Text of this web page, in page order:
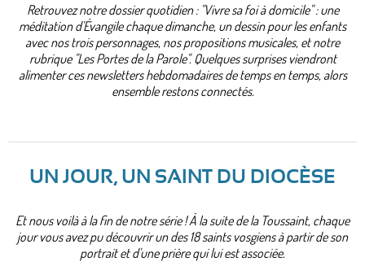
Retrouvez notre dossier quotidien : "Vivre sa foi à domicile" : une
méditation d'Évangile chaque dimanche, un dessin pour les enfants
avec nos trois personnages, nos propositions musicales, et notre
rubrique "Les Portes de la Parole". Quelques surprises viendront
alimenter ces newsletters hebdomadaires de temps en temps, alors
ensemble restons connectés.
UN JOUR, UN SAINT DU DIOCÈSE
Et nous voilà à la fin de notre série !À la suite de la Toussaint, chaque
jour vous avez pu découvrir un des 18 saints vosgiens à partir de son
portrait et d'une prière qui lui est associée.